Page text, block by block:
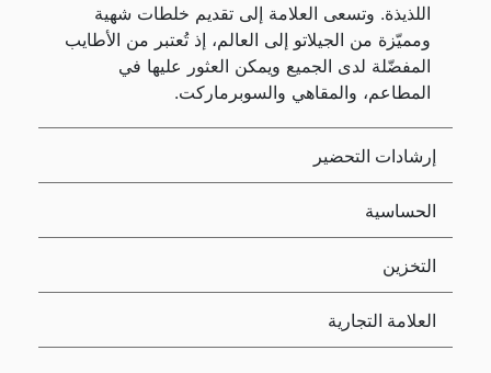
اللذيذة. وتسعى العلامة إلى تقديم خلطات شهية
ومميّزة من الجيلاتو إلى العالم، إذ تُعتبر من الأطايب
المفضّلة لدى الجميع ويمكن العثور عليها في
المطاعم، والمقاهي والسوبرماركت.
إرشادات التحضير
الحساسية
التخزين
العلامة التجارية